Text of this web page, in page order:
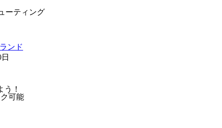
ーティング
ンド
う！
可能